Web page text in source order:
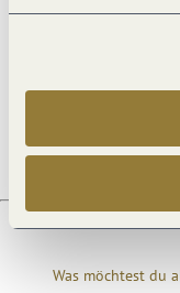
Was möchtest du